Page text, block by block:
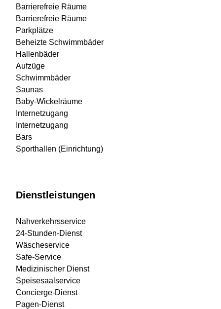
Barrierefreie Räume
Barrierefreie Räume
Parkplätze
Beheizte Schwimmbäder
Hallenbäder
Aufzüge
Schwimmbäder
Saunas
Baby-Wickelräume
Internetzugang
Internetzugang
Bars
Sporthallen (Einrichtung)
Dienstleistungen
Nahverkehrsservice
24-Stunden-Dienst
Wäscheservice
Safe-Service
Medizinischer Dienst
Speisesaalservice
Concierge-Dienst
Pagen-Dienst